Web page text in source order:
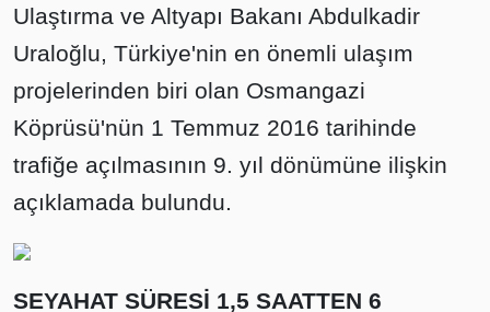
Ulaştırma ve Altyapı Bakanı Abdulkadir
Uraloğlu, Türkiye'nin en önemli ulaşım
projelerinden biri olan Osmangazi
Köprüsü'nün 1 Temmuz 2016 tarihinde
trafiğe açılmasının 9. yıl dönümüne ilişkin
açıklamada bulundu.
SEYAHAT SÜRESİ 1,5 SAATTEN 6